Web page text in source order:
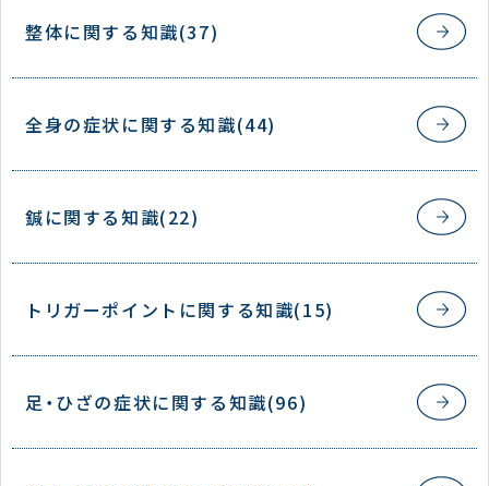
整体に関する知識(37)
全身の症状に関する知識(44)
鍼に関する知識(22)
トリガーポイントに関する知識(15)
足・ひざの症状に関する知識(96)